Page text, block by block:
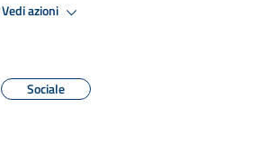
Vedi azioni
Sociale